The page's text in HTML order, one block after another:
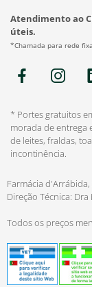
Atendimento ao
úteis.
*Chamada para rede
* Portes gratuitos
morada de entrega
de leites, fraldas,
incontinência.
Farmácia d'Arrábida,
Direção Técnica:
Todos os preços